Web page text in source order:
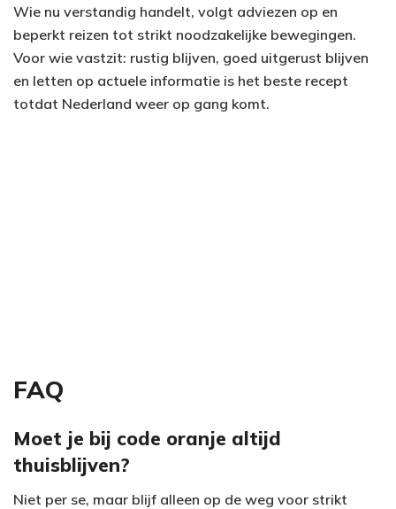
Wie nu verstandig handelt, volgt adviezen op en
beperkt reizen tot strikt noodzakelijke bewegingen.
Voor wie vastzit: rustig blijven, goed uitgerust blijven
en letten op actuele informatie is het beste recept
totdat Nederland weer op gang komt.
FAQ
Moet je bij code oranje altijd
thuisblijven?
Niet per se, maar blijf alleen op de weg voor strikt